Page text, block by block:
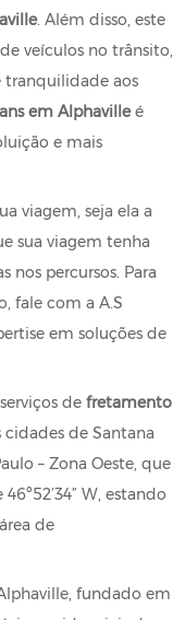
. Além disso, este
veículos no trânsito,
aos
em Alphavilleé
e mais
viagem, seja ela a
sua viagem tenha
nos percursos. Para
fale com a A.S
em soluções de
de fretamento
cidades de Santana
– Zona Oeste, que
W, estando
de
fundado em